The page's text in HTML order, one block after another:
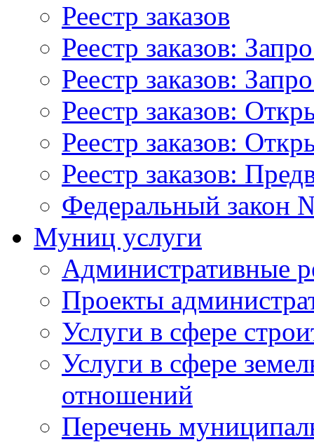
Реестр заказов
Реестр заказов:
Реестр заказов:
Реестр заказов:
Реестр заказов:
Реестр заказов:
Федеральный закон
Муниц услуги
Административные
Проекты
Услуги в сфере
Услуги в сфере
отношений
Перечень